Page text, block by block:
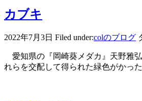
カブキ
2022年7月3日 Filed under:colのブログ
愛知県の『岡崎葵メダカ』天野雅
れらを交配して得られた緑色がかっ